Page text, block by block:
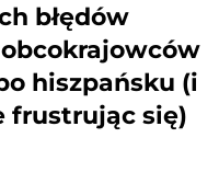
błędów
hiszpańsku (i
frustrując się)